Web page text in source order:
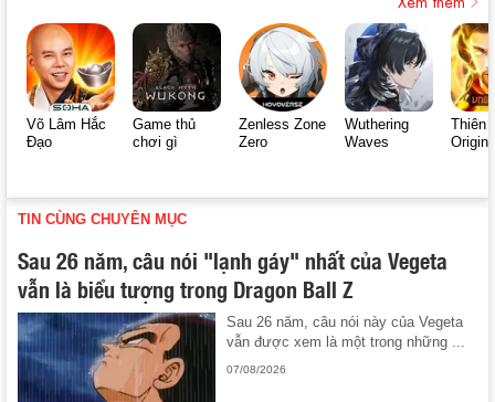
Võ Lâm Hắc
Đạo
Game thủ
chơi gì
Zenless Zone
Zero
Wuthering
Waves
Thiên
Origin
TIN CÙNG CHUYÊN MỤC
Sau 26 năm, câu nói "lạnh gáy" nhất của Vegeta
vẫn là biểu tượng trong Dragon Ball Z
Sau 26 năm, câu nói này của Vegeta
vẫn được xem là một trong những ...
07/08/2026